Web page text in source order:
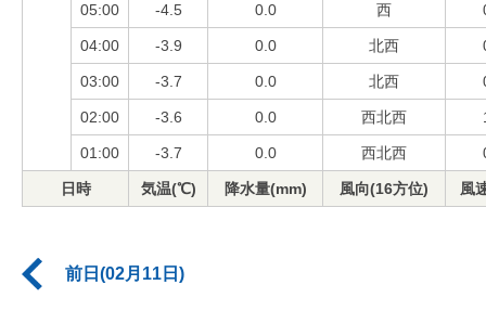
05:00 -4.5 0.0 西
04:00 -3.9 0.0 北西
03:00 -3.7 0.0 北西
02:00 -3.6 0.0 西北西
01:00 -3.7 0.0 西北西
日時 気温(℃) 降水量(mm) 風向(16方位) 風
前日(02月11日)